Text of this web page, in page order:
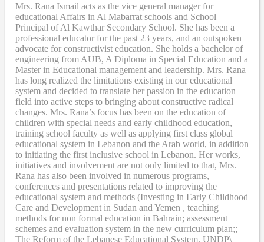
Mrs. Rana Ismail acts as the vice general manager for
educational Affairs in Al Mabarrat schools and School
Principal of Al Kawthar Secondary School. She has been a
professional educator for the past 23 years, and an outspoken
advocate for constructivist education. She holds a bachelor of
engineering from AUB, A Diploma in Special Education and a
Master in Educational management and leadership. Mrs. Rana
has long realized the limitations existing in our educational
system and decided to translate her passion in the education
field into active steps to bringing about constructive radical
changes. Mrs. Rana’s focus has been on the education of
children with special needs and early childhood education,
training school faculty as well as applying first class global
educational system in Lebanon and the Arab world, in addition
to initiating the first inclusive school in Lebanon. Her works,
initiatives and involvement are not only limited to that, Mrs.
Rana has also been involved in numerous programs,
conferences and presentations related to improving the
educational system and methods (Investing in Early Childhood
Care and Development in Sudan and Yemen , teaching
methods for non formal education in Bahrain; assessment
schemes and evaluation system in the new curriculum plan;;
The Reform of the Lebanese Educational System, UNDP\